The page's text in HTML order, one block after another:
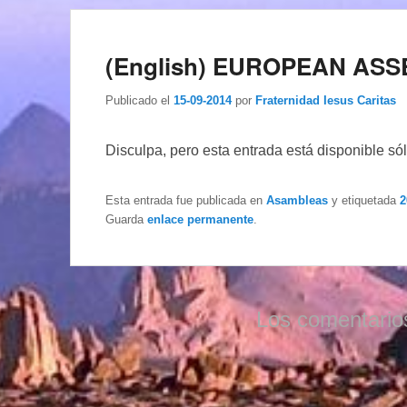
(English) EUROPEAN
Publicado el 15-09-2014 por Fraternidad Iesus Caritas
Disculpa, pero esta entrada está disponible
Esta entrada fue publicada en Asambleas y etiquetada
Guarda enlace permanente
Los